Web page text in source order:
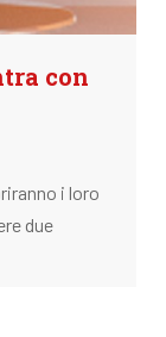
con
i loro
due